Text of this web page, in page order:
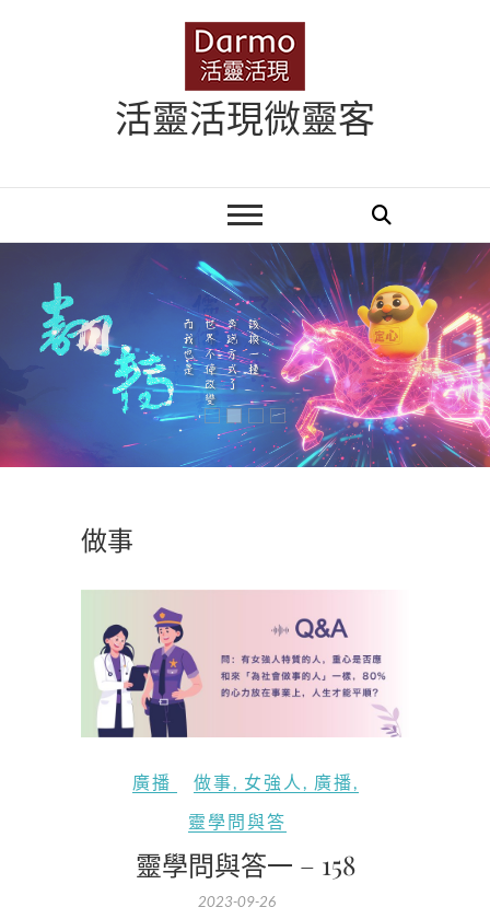
活靈活現微靈客
做事
廣播 做事, 女強人 , 廣播,
靈學問與答
靈學問與答一 – 158
2023-09-26